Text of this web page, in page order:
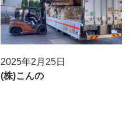
2025年2月25日
(株)こんの